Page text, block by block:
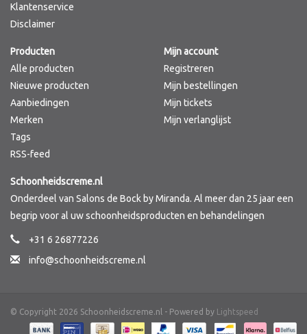
Blog
Merken
Klantenservice
Disclaimer
Producten
Alle producten
Nieuwe producten
Aanbiedingen
Merken
Tags
RSS-feed
Mijn account
Registreren
Mijn bestellingen
Mijn tickets
Mijn verlanglijst
Schoonheidscreme.nl
Onderdeel van Salons de Bock by Miranda. Al meer dan 25 jaar een
begrip voor al uw schoonheidsproducten en behandelingen
+31 6 26877226
info@schoonheidscreme.nl
© Copyright 2026 Schoonheidscreme.nl - Powered by Lightspeed